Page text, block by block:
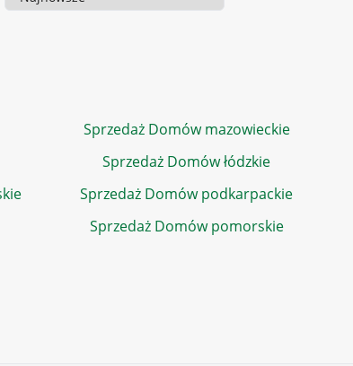
Sortowanie
Sprzedaż Domów mazowieckie
Sprzedaż Domów łódzkie
Sprzedaż Domów podkarpackie
Sprzedaż Domów pomorskie